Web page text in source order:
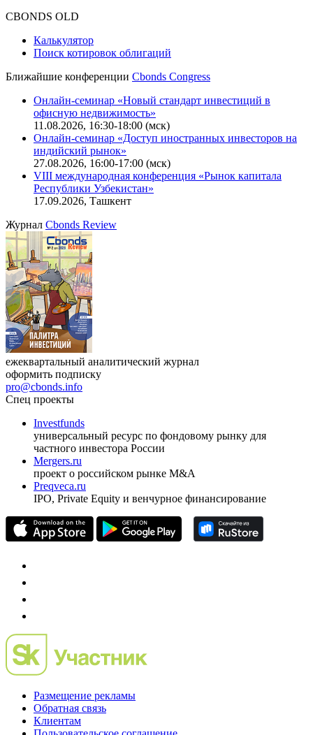
CBONDS OLD
Калькулятор
Поиск котировок облигаций
Ближайшие конференции Cbonds Congress
Онлайн-семинар «Новый стандарт инвестиций в
офисную недвижимость»
11.08.2026, 16:30-18:00 (мск)
Онлайн-семинар «Доступ иностранных инвесторов на
индийский рынок»
27.08.2026, 16:00-17:00 (мск)
VIII международная конференция «Рынок капитала
Республики Узбекистан»
17.09.2026, Ташкент
Журнал Cbonds Review
ежеквартальный аналитический журнал
оформить подписку
pro@cbonds.info
Спец проекты
Investfunds
универсальный ресурс по фондовому рынку для
частного инвестора России
Mergers.ru
проект о российском рынке M&A
Preqveca.ru
IPO, Private Equity и венчурное финансирование
Размещение рекламы
Обратная связь
Клиентам